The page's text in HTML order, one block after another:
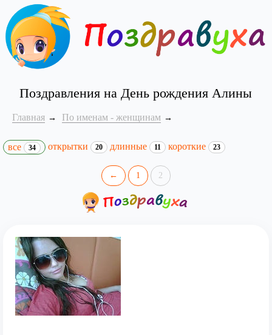
Поздравления на День рождения Алины
Главная По именам - женщинам
все 34 открытки 20 длинные 11 короткие 23
← 1 2